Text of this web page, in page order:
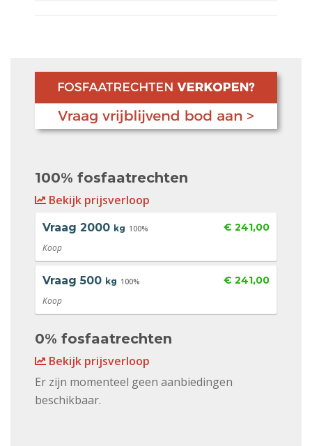
100% fosfaatrechten
Bekijk prijsverloop
Vraag 2000 kg 100% € 241,00
Koop
Vraag 500 kg 100% € 241,00
Koop
0% fosfaatrechten
Bekijk prijsverloop
Er zijn momenteel geen aanbiedingen
beschikbaar.